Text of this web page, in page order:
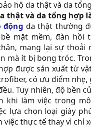
thật và da tổng hợp
động da thật thường
mặt mềm, đàn hồi
mang lại sự thoải
mà ít bị bong tróc.
được sản xuất từ
có ưu điểm
Tuy nhiên, độ bền
khi làm việc trong
lựa chọn loại giày
việc thực tế thay vì chỉ